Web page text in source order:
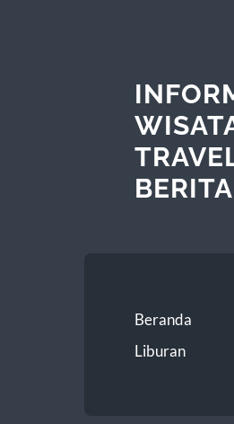
Beranda
Liburan